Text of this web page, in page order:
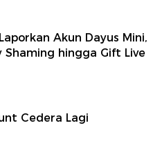
Akun Dayus Mini,
Shaming hingga Gift Live
Cedera Lagi